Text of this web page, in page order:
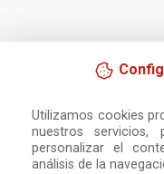
Utilizamos cookies
nuestros
personalizar el
análisis de la